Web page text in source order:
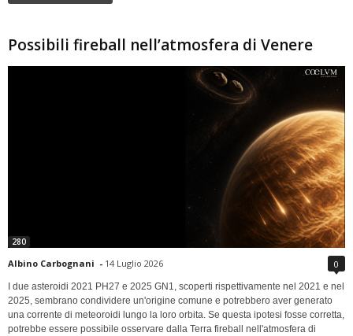
Possibili fireball nell’atmosfera di Venere
280
Albino Carbognani - 14 Luglio 2026 0
I due asteroidi 2021 PH27 e 2025 GN1, scoperti rispettivamente nel 2021 e nel
2025, sembrano condividere un'origine comune e potrebbero aver generato
una corrente di meteoroidi lungo la loro orbita. Se questa ipotesi fosse corretta,
potrebbe essere possibile osservare dalla Terra fireball nell'atmosfera di